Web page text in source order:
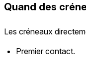
Quand des
Les créneaux
Premier contact.